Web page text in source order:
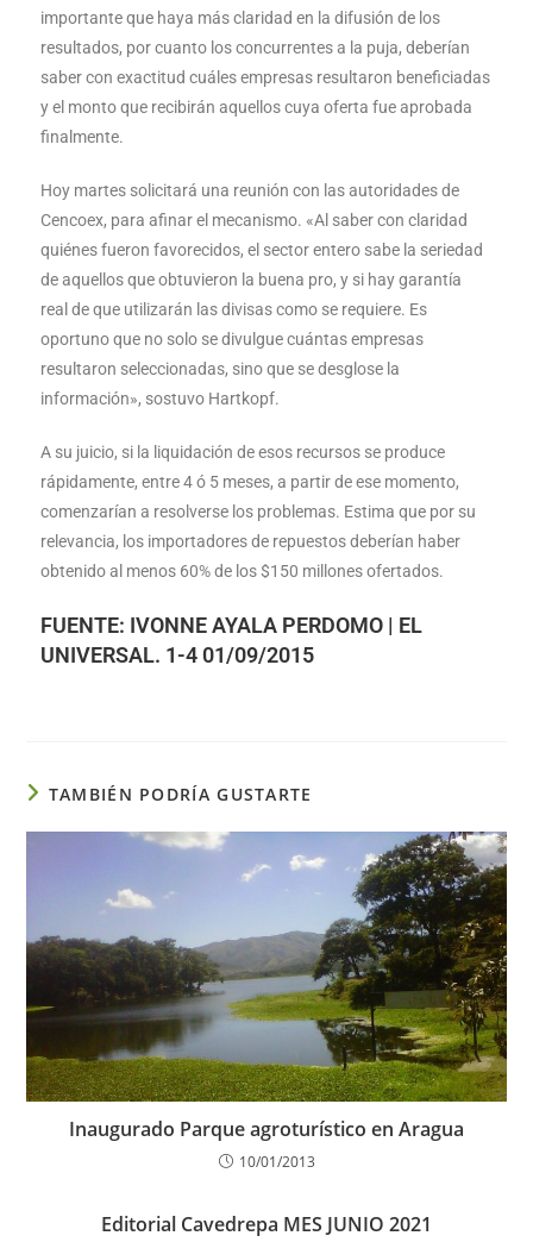
importante que haya más claridad en la difusión de los
resultados, por cuanto los concurrentes a la puja, deberían
saber con exactitud cuáles empresas resultaron beneficiadas
y el monto que recibirán aquellos cuya oferta fue aprobada
finalmente.
Hoy martes solicitará una reunión con las autoridades de
Cencoex, para afinar el mecanismo. «Al saber con claridad
quiénes fueron favorecidos, el sector entero sabe la seriedad
de aquellos que obtuvieron la buena pro, y si hay garantía
real de que utilizarán las divisas como se requiere. Es
oportuno que no solo se divulgue cuántas empresas
resultaron seleccionadas, sino que se desglose la
información», sostuvo Hartkopf.
A su juicio, si la liquidación de esos recursos se produce
rápidamente, entre 4 ó 5 meses, a partir de ese momento,
comenzarían a resolverse los problemas. Estima que por su
relevancia, los importadores de repuestos deberían haber
obtenido al menos 60% de los $150 millones ofertados.
FUENTE: IVONNE AYALA PERDOMO | EL
UNIVERSAL. 1-4 01/09/2015
TAMBIÉN PODRÍA GUSTARTE
Inaugurado Parque agroturístico en Aragua
10/01/2013
Editorial Cavedrepa MES JUNIO 2021